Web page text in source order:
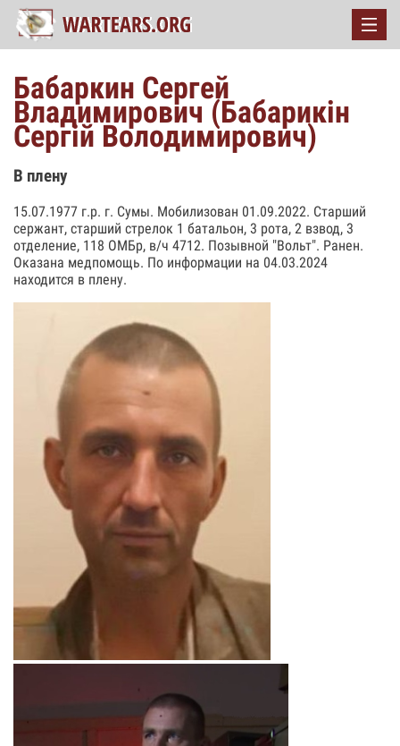
Бабаркин Сергей
Владимирович (Бабарикін
Сергій Володимирович)
В плену
15.07.1977 г.р. г. Сумы. Мобилизован 01.09.2022. Старший
сержант, старший стрелок 1 батальон, 3 рота, 2 взвод, 3
отделение, 118 ОМБр, в/ч 4712. Позывной "Вольт". Ранен.
Оказана медпомощь. По информации на 04.03.2024
находится в плену.